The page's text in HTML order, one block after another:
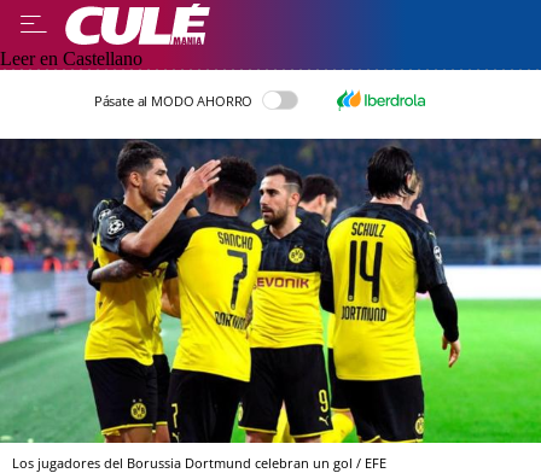
Leer en Castellano
Pásate al MODO AHORRO
Los jugadores del Borussia Dortmund celebran un gol / EFE